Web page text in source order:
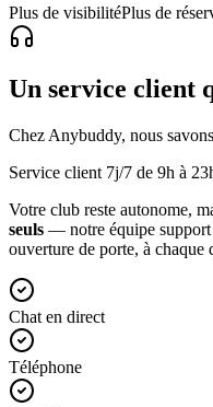
Plus de visibilitéPlus de
Un service client
Chez Anybuddy, nous
Service client 7j/7 de 9h à
Votre club reste autonome,
seuls — notre équipe support
ouverture de porte, à chaque
Chat en direct
Téléphone